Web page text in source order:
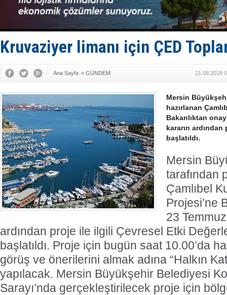
Enejota
Denizcilik
Taksi
Kruvaziyer limanı için ÇED
Ana Sayfa » GÜNDEM 21.08.2018
Mersin
hazırlanan
Bakanlıktan
kararın
başlatıldı.
Mersin
tarafından
Çamlıbel
Projesi’ne
23
ardından proje ile ilgili Çevresel Etki
başlatıldı. Proje için bugün saat 10.00’da
görüş ve önerilerini almak adına “Halkın
yapılacak. Mersin Büyükşehir Belediyesi
Sarayı’nda gerçekleştirilecek proje için